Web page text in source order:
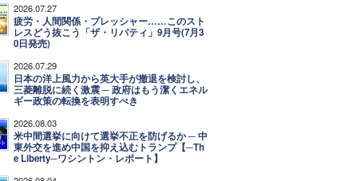
2026.07.27
疲労・人間関係・プレッシャー……このスト
レスどう抜こう「ザ・リバティ」9月号(7月3
0日発売)
2026.07.29
日本の洋上風力から英大手が撤退を検討し、
三菱離脱に続く激震 ─ 政府はもう潔くエネル
ギー政策の転換を表明すべき
2026.08.03
米中間選挙に向けて選挙不正を防げるか ─ 中
東外交を進め中国を抑え込むトランプ【─Th
e Liberty─ワシントン・レポート】